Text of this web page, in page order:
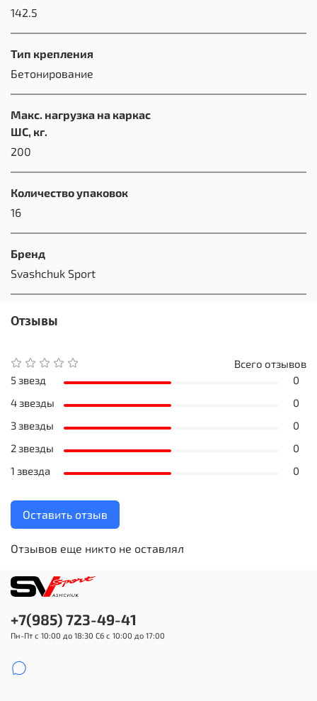
142.5
Тип крепления
Бетонирование
Макс. нагрузка на каркас
ШС, кг.
200
Количество упаковок
16
Бренд
Svashchuk Sport
Отзывы
Отзывов еще никто не оставлял
Всего отзывов
5 звезд
0
4 звезды
0
3 звезды
0
2 звезды
0
1 звезда
0
Оставить отзыв
+7(985) 723-49-41
Пн-Пт с 10:00 до 18:30 Сб с 10:00 до 17:00